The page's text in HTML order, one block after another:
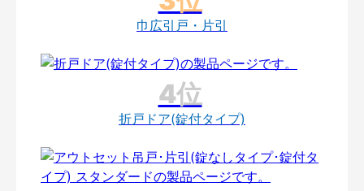
巾広引戸・片引
折戸ドア(錠付タイプ)